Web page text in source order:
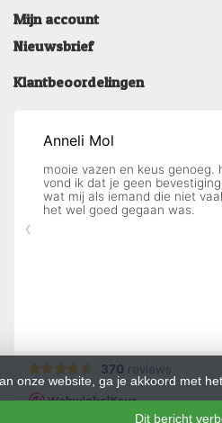
Mijn account
Nieuwsbrief
Klantbeoordelingen
onze website, ga je akkoord met
Dit bericht